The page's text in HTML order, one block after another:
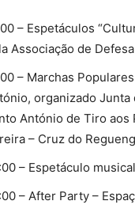
– Espetáculos
Associação de
– Marchas
organizado Junta
António de Tiro aos
– Cruz do
– Espetáculo
– After Party –